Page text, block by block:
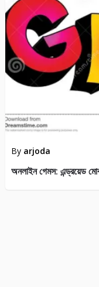
By arjoda
অনলাইন গেমস: এন্ড্রয়েড